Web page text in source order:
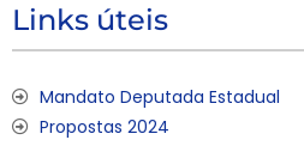
Links úteis
Mandato Deputada Estadual
Propostas 2024